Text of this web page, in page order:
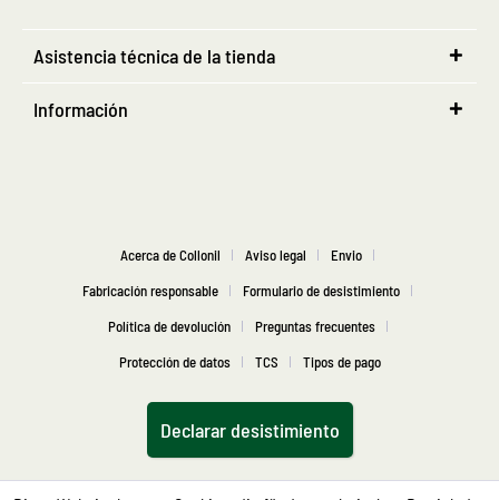
Asistencia técnica de la tienda
Información
Acerca de Collonil Aviso legal
Envio
Fabricación responsable
Formulario de desistimiento
Política de devolución
Preguntas frecuentes
Protección de datos
TCS Tipos de pago
Declarar desistimiento